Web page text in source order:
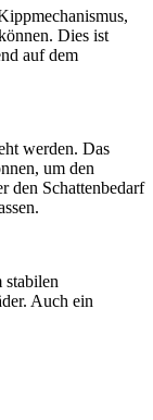
Dies ist
auf dem
werden. Das
um den
den Schattenbedarf
stabilen
Auch ein